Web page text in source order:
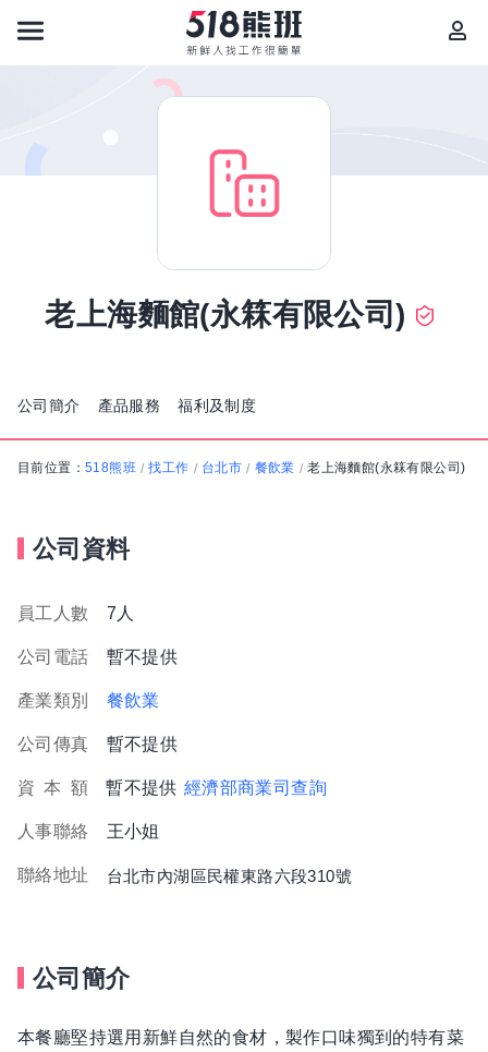
老上海麵館(永箖有限公司)
公司簡介 產品服務 福利及制度
目前位置： 518熊班 / 找工作 / 台北市 / 餐飲業 / 老上海麵館(永箖有限公司)
公司資料
員工人數 7人
公司電話 暫不提供
產業類別 餐飲業
公司傳真 暫不提供
資 本 額 暫不提供 經濟部商業司查詢
人事聯絡 王小姐
聯絡地址 台北市內湖區民權東路六段310號
公司簡介
本餐廳堅持選用新鮮自然的食材，製作口味獨到的特有菜